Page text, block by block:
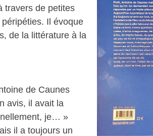
travers de petites
Il évoque
de la littérature à la
de Caunes
avis, il avait la
je… »
il a toujours un